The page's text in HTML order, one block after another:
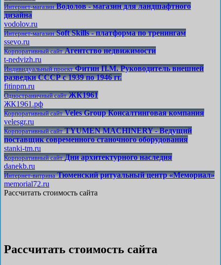
Интернет-магазин Водолов - магазин для ландшафтного
дизайна
vodolov.ru
Интернет-магазин Soft Skills - платформа по тренингам
ssevo.ru
Корпоративный сайт Агентство недвижимости
t-nedvizh.ru
Индивидуальный проект Фитин П.М. Руководитель внешней
разведки СССР с 1939 по 1946 гг.
fitinpm.ru
Одностраничный сайт ЖК1961
ЖК1961.рф
Корпоративный сайт Veles Group Консалтинговая компания
velesgr.ru
Корпоративный сайт TYUMEN MACHINERY - Ведущий
поставщик современного станочного оборудования
stanki-tm.ru
Корпоративный сайт Дни архитектурного наследия
danekb.ru
Интернет-витрина Тюменский ритуальный центр «Мемориал»
memorial72.ru
Рассчитать стоимость сайта
Рассчитать стоимость сайта